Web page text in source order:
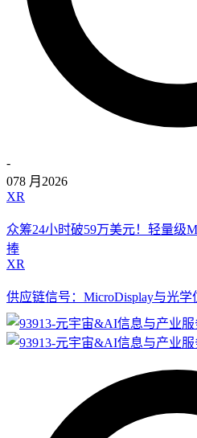
-
078 月 2026
XR
众筹24小时破59万美元！轻量级
捧
XR
供应链信号：MicroDisplay与光